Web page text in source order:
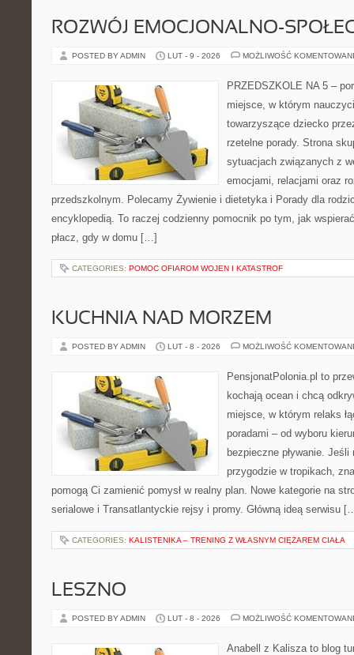
ROZWÓJ EMOCJONALNO-
POSTED BY ADMIN LUT - 9 - 2026 MOŻLIWOŚĆ
PRZEDSZKOLE NA 5 –
miejsce, w którym
towarzyszące dziecko
rzetelne porady. Strona
sytuacjach związanych z
emocjami, relacjami oraz
przedszkolnym. Polecamy Żywienie i dietetyka i Porady dla
encyklopedią. To raczej codzienny pomocnik po tym, jak
płacz, gdy w domu […]
CATEGORIES: POMOC OFIAROM WOJEN I KATASTROF
KUCHNIA NAD MORZEM
POSTED BY ADMIN LUT - 8 - 2026 MOŻLIWOŚĆ
PensjonatPolonia.pl to
kochają ocean i chcą
miejsce, w którym relaks
poradami – od wyboru
bezpieczne pływanie.
przygodzie w tropikach,
pomogą Ci zamienić pomysł w realny plan. Nowe kategorie na
serialowe i Transatlantyckie rejsy i promy. Główną ideą serwisu
CATEGORIES: KALISTENIKA – TRENING Z WŁASNYM CIĘŻAREM CIAŁA
LESZNO
POSTED BY ADMIN LUT - 8 - 2026 MOŻLIWOŚĆ
Anabell z Kalisza to blog